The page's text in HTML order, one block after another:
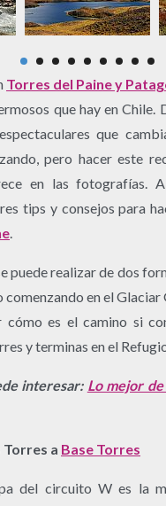
Torres del Paine y
que hay en Chile.
que
pero hacer este
en las fotografías.
tips y consejos para
puede realizar de dos
comenzando en el
cómo es el camino si
y terminas en el
interesar: Lo mejor
Torres a Base Torres
del circuito W es la